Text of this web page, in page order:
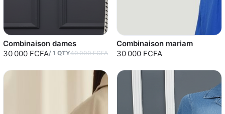
Combinaison dames
30 000 FCFA/ 1 QTY40 000 FCFA
Combinaison mariam
30 000 FCFA